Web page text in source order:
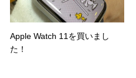
Apple Watch 11を買いまし
た！